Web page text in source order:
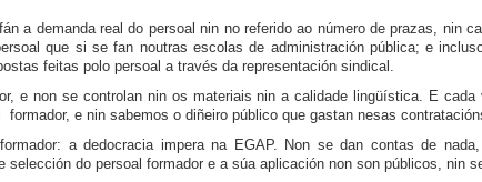
a demanda real do persoal nin no referido ao número de prazas, nin
que si se fan noutras escolas de administración pública; e
feitas polo persoal a través da representación sindical.
e non se controlan nin os materiais nin a calidade lingüística. E
e nin sabemos o diñeiro público que gastan nesas
a dedocracia impera na EGAP. Non se dan contas de
do persoal formador e a súa aplicación non son públicos, nin